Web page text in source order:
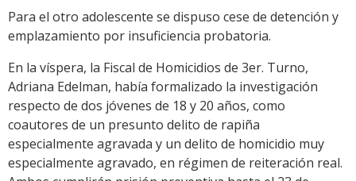
Para el otro adolescente se dispuso cese de detención y
emplazamiento por insuficiencia probatoria.
En la víspera, la Fiscal de Homicidios de 3er. Turno,
Adriana Edelman, había formalizado la investigación
respecto de dos jóvenes de 18 y 20 años, como
coautores de un presunto delito de rapiña
especialmente agravada y un delito de homicidio muy
especialmente agravado, en régimen de reiteración real.